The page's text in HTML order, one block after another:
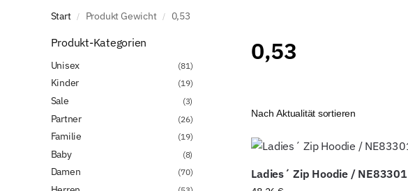
Start / Produkt Gewicht / 0,53
0,53
Ladies´ Zip Hoodie / NE83301
Produkt-Kategorien
Unisex (81)
Kinder (19)
Sale (3)
Partner (26)
Familie (19)
Baby (8)
Damen (70)